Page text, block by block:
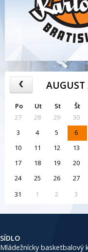
Po Ut St Št
27
28 29 30
3
4 5 6
10
11 12 13
17
18 19 20
24
25 26 27
31
1 2 3
SÍDLO
Mládežnícky basketbalový